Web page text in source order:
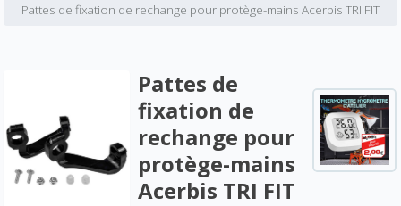
Pattes de fixation de rechange pour protège-mains Acerbis TRI FIT
Pattes de
fixation de
rechange pour
protège-mains
Acerbis TRI FIT